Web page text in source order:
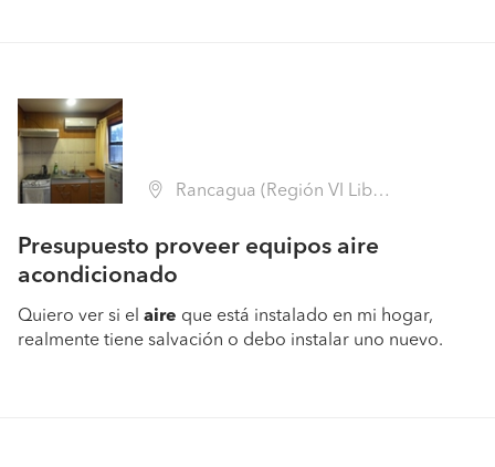
Rancagua (Región VI Libertador B. O'Higgins - Cachapoal)
Presupuesto proveer equipos aire
acondicionado
Quiero ver si el aire que está instalado en mi hogar,
realmente tiene salvación o debo instalar uno nuevo.